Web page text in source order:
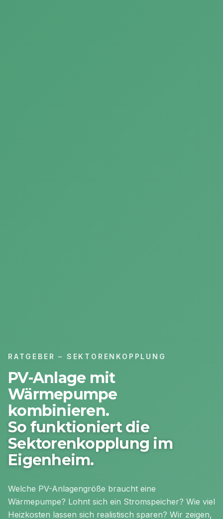
RATGEBER – SEKTORENKOPPLUNG
PV-Anlage mit
Wärmepumpe
kombinieren.
So funktioniert die
Sektorenkopplung im
Eigenheim.
Welche PV-Anlagengröße braucht eine
Wärmepumpe? Lohnt sich ein Stromspeicher? Wie viel
Heizkosten lassen sich realistisch sparen? Wir zeigen,